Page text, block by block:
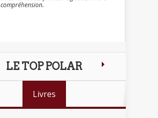
LE TOP POLAR
Livres